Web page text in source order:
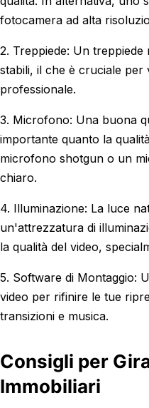
fotocamera ad alta
2. Treppiede: Un
stabili, il che è cruciale per
professionale.
3. Microfono: Una buona
importante quanto la
microfono shotgun o un
chiaro.
4. Illuminazione: La luce
un'attrezzatura di
la qualità del video,
5. Software di Montaggio:
video per rifinire le tue
transizioni e musica.
Consigli per
Immobiliari